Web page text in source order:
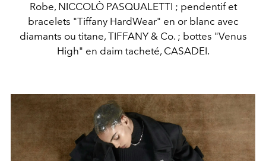
Robe, NICCOLÒ PASQUALETTI ; pendentif et
bracelets "Tiffany HardWear" en or blanc avec
diamants ou titane, TIFFANY & Co. ; bottes "Venus
High" en daim tacheté, CASADEI.